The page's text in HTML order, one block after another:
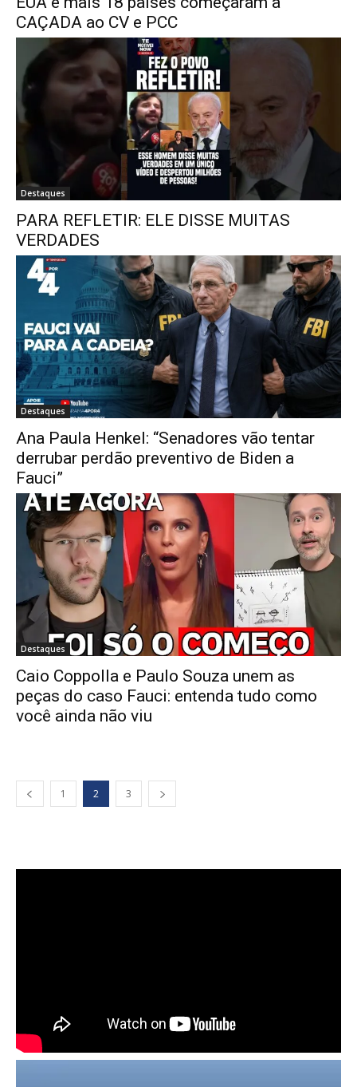
CAÇADA ao CV e PCC
Destaques
PARA REFLETIR: ELE DISSE MUITAS
VERDADES
Destaques
Ana Paula Henkel: “Senadores vão tentar
derrubar perdão preventivo de Biden a
Fauci”
Destaques
Caio Coppolla e Paulo Souza unem as
peças do caso Fauci: entenda tudo como
você ainda não viu
1 2 3